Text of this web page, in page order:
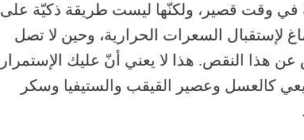
في وقت قصير، ولكنّها ليست طريقة ذكيّة على
لإستقبال السعرات الحرارية، وحين لا تصل
هذا النقص. هذا لا يعني أنّ عليك الإستمرار
كالعسل وعصير القيقب والستيفيا وسكر